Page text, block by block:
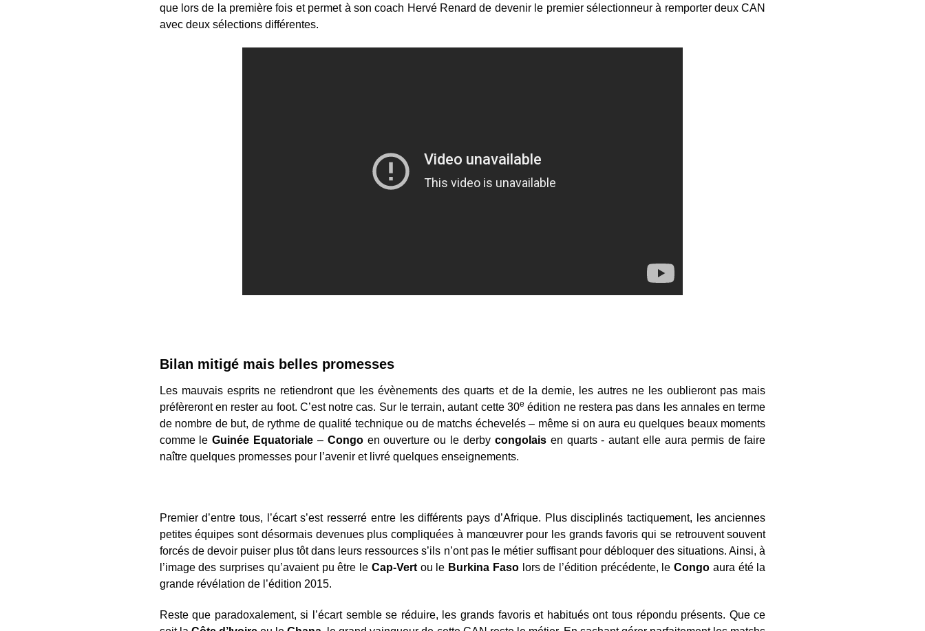
que lors de la première fois et permet à son coach Hervé Renard de devenir le premier sélectionneur à remporter deux CAN
avec deux sélections différentes.
Bilan mitigé mais belles promesses
Les mauvais esprits ne retiendront que les évènements des quarts et de la demie, les autres ne les oublieront pas mais
préfèreront en rester au foot. C’est notre cas. Sur le terrain, autant cette 30e édition ne restera pas dans les annales en terme
de nombre de but, de rythme de qualité technique ou de matchs échevelés – même si on aura eu quelques beaux moments
comme leGuinée Equatoriale – Congoen ouverture ou le derby congolaisen quarts - autant elle aura permis de faire
naître quelques promesses pour l’avenir et livré quelques enseignements.
Premier d’entre tous, l’écart s’est resserré entre les différents pays d’Afrique. Plus disciplinés tactiquement, les anciennes
petites équipes sont désormais devenues plus compliquées à manœuvrer pour les grands favoris qui se retrouvent souvent
forcés de devoir puiser plus tôt dans leurs ressources s’ils n’ont pas le métier suffisant pour débloquer des situations. Ainsi, à
l’image des surprises qu’avaient pu être le Cap-Vertou le Burkina Fasolors de l’édition précédente, leCongo aura été la
grande révélation de l’édition 2015.
Reste que paradoxalement, si l’écart semble se réduire, les grands favoris et habitués ont tous répondu présents. Que ce